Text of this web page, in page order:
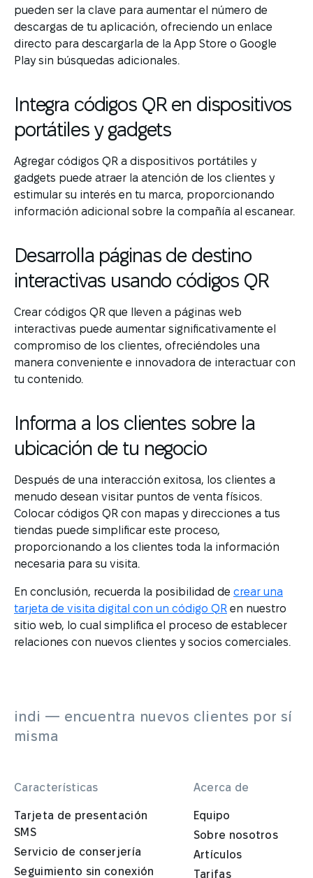
pueden ser la clave para aumentar el número de
descargas de tu aplicación, ofreciendo un enlace
directo para descargarla de la App Store o Google
Play sin búsquedas adicionales.
Integra códigos QR en dispositivos
portátiles y gadgets
Agregar códigos QR a dispositivos portátiles y
gadgets puede atraer la atención de los clientes y
estimular su interés en tu marca, proporcionando
información adicional sobre la compañía al escanear.
Desarrolla páginas de destino
interactivas usando códigos QR
Crear códigos QR que lleven a páginas web
interactivas puede aumentar significativamente el
compromiso de los clientes, ofreciéndoles una
manera conveniente e innovadora de interactuar con
tu contenido.
Informa a los clientes sobre la
ubicación de tu negocio
Después de una interacción exitosa, los clientes a
menudo desean visitar puntos de venta físicos.
Colocar códigos QR con mapas y direcciones a tus
tiendas puede simplificar este proceso,
proporcionando a los clientes toda la información
necesaria para su visita.
En conclusión, recuerda la posibilidad de crear una
tarjeta de visita digital con un código QR en nuestro
sitio web, lo cual simplifica el proceso de establecer
relaciones con nuevos clientes y socios comerciales.
indi — encuentra nuevos clientes por sí
misma
Características
Tarjeta de presentación
SMS
Servicio de conserjería
Seguimiento sin conexión
Acerca de
Equipo
Sobre nosotros
Artículos
Tarifas